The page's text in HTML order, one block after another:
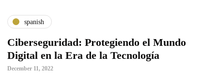
spanish
Ciberseguridad: Protegiendo el Mundo
Digital en la Era de la Tecnología
December 11, 2022